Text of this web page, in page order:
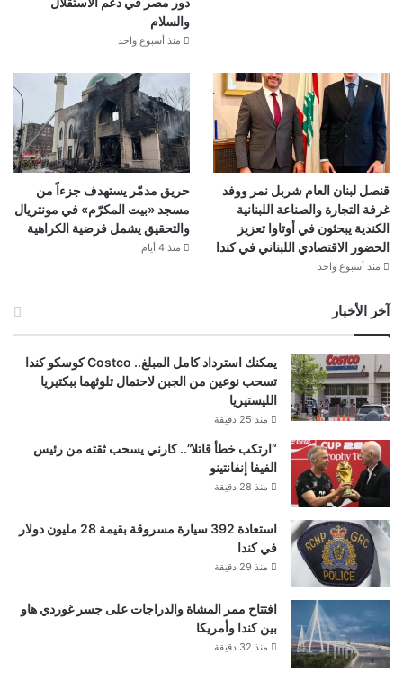
والسلام
منذ أسبوع واحد
قنصل لبنان العام شربل نمر ووفد
غرفة التجارة والصناعة اللبنانية
الكندية يبحثون في أوتاوا تعزيز
الحضور الاقتصادي اللبناني في كندا
منذ أسبوع واحد
حريق مدمّر يستهدف جزءاً من
مسجد «بيت المكرّم» في مونتريال
والتحقيق يشمل فرضية الكراهية
منذ 4 أيام
آخر الأخبار
يمكنك استرداد كامل المبلغ.. Costco كوسكو كندا
تسحب نوعين من الجبن لاحتمال تلوثهما ببكتيريا
الليستيريا
منذ 25 دقيقة
“ارتكب خطأ قاتلا”.. كارني يسحب ثقته من رئيس
الفيفا إنفانتينو
منذ 28 دقيقة
استعادة 392 سيارة مسروقة بقيمة 28 مليون دولار
في كندا
منذ 29 دقيقة
افتتاح ممر المشاة والدراجات على جسر غوردي هاو
بين كندا وأمريكا
منذ 32 دقيقة